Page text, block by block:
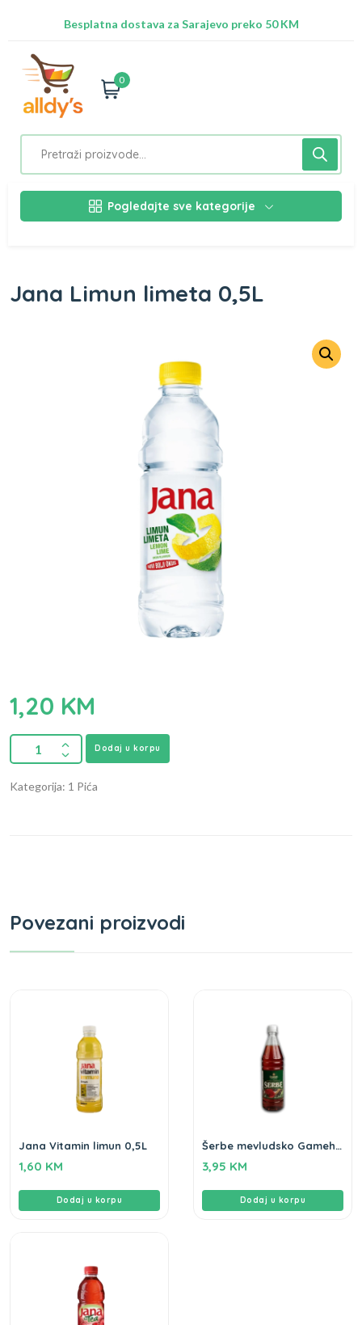
Besplatna dostava za Sarajevo preko 50 KM
0
Pogledajte sve kategorije
Jana Limun limeta 0,5L
1,20 KM
Dodaj u korpu
Kategorija: 1 Pića
Povezani proizvodi
Jana Vitamin limun 0,5L
1,60 KM
Dodaj u korpu
Šerbe mevludsko Gameha
3,95 KM
Dodaj u korpu